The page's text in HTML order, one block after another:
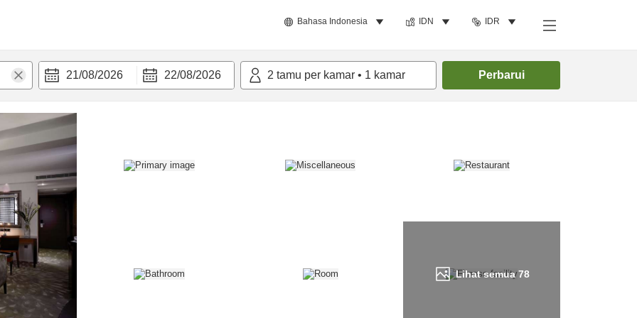
Bahasa Indonesia IDN IDR
21/08/2026 22/08/2026 2 tamu per kamar • 1 kamar Perbarui
Lihat semua78
Cari kamar